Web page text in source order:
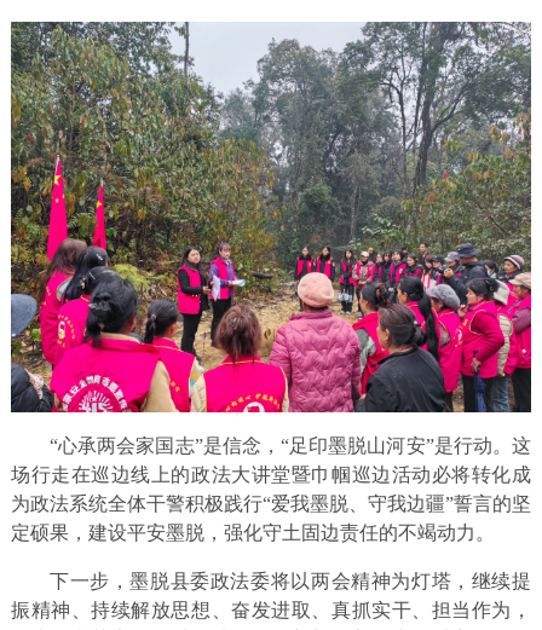
“心承两会家国志”是信念，“足印墨脱山河安”是行动。这
场行走在巡边线上的政法大讲堂暨巾帼巡边活动必将转化成
为政法系统全体干警积极践行“爱我墨脱、守我边疆”誓言的坚
定硕果，建设平安墨脱，强化守土固边责任的不竭动力。
下一步，墨脱县委政法委将以两会精神为灯塔，继续提
振精神、持续解放思想、奋发进取、真抓实干、担当作为，